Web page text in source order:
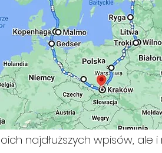
najdłuższych wpisów, ale